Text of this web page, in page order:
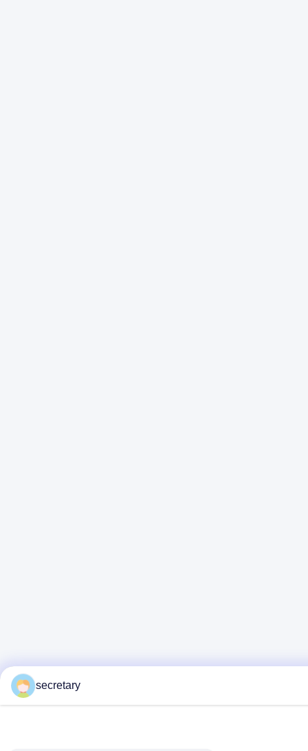
secretary